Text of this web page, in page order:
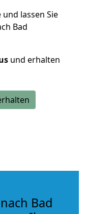
lassen Sie
Bad
und erhalten
Bad